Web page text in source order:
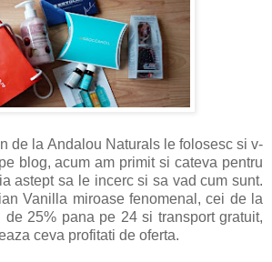
de la Andalou Naturals le folosesc si v-
blog, acum am primit si cateva pentru
astept sa le incerc si sa vad cum sunt.
Vanilla miroase fenomenal, cei de la
de 25% pana pe 24 si transport gratuit,
ceva profitati de oferta.